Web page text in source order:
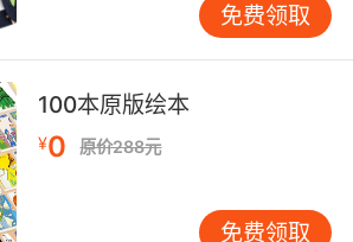
理解的第一步。 记忆时，务必
的句子或场景中。比如记
记“苹果”这个中文意思，而是记
day.” 这样记忆更牢固，也
基本用法。可以尝试“多感官记
、编口诀、甚至用动作演绎。
就真的跳一下，记“cold”时就抱
免费领取
100本原版绘本
¥0 原价288元
免费领取